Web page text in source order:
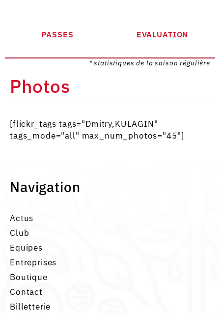
PASSES EVALUATION
* statistiques de la saison régulière
Photos
[flickr_tags tags="Dmitry,KULAGIN"
tags_mode="all" max_num_photos="45"]
Navigation
Actus
Club
Equipes
Entreprises
Boutique
Contact
Billetterie